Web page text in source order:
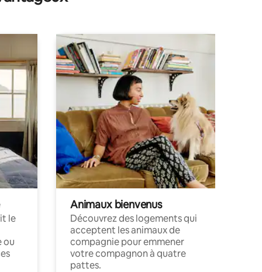
le
ou
Animaux bienvenus
Découvrez des logements qui
acceptent les animaux de
compagnie pour emmener
votre compagnon à quatre
pattes.